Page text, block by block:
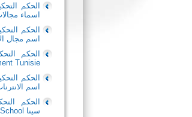
الحكم التحكيمي عــ08ـدد
اسماء
الحكم التحكيمي عــ09ـدد الصادر بخصوص
اسم مجال
الحكم
Tunisie
الحكم
اسم
سينا